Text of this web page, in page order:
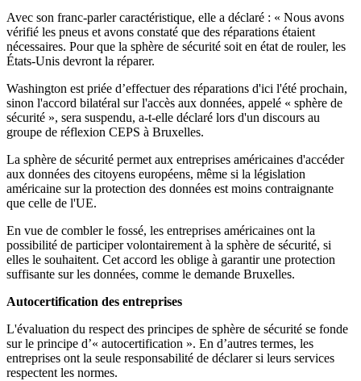
Avec son franc-parler caractéristique, elle a déclaré : « Nous avons
vérifié les pneus et avons constaté que des réparations étaient
nécessaires. Pour que la sphère de sécurité soit en état de rouler, les
États-Unis devront la réparer.
Washington est priée d’effectuer des réparations d'ici l'été prochain,
sinon l'accord bilatéral sur l'accès aux données, appelé « sphère de
sécurité », sera suspendu, a-t-elle déclaré lors d'un discours au
groupe de réflexion CEPS à Bruxelles.
La sphère de sécurité permet aux entreprises américaines d'accéder
aux données des citoyens européens, même si la législation
américaine sur la protection des données est moins contraignante
que celle de l'UE.
En vue de combler le fossé, les entreprises américaines ont la
possibilité de participer volontairement à la sphère de sécurité, si
elles le souhaitent. Cet accord les oblige à garantir une protection
suffisante sur les données, comme le demande Bruxelles.
Autocertification des entreprises
L'évaluation du respect des principes de sphère de sécurité se fonde
sur le principe d’« autocertification ». En d’autres termes, les
entreprises ont la seule responsabilité de déclarer si leurs services
respectent les normes.